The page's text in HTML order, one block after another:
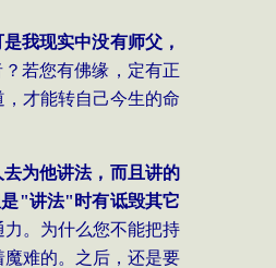
我现实中没有师父，
若您有佛缘，定有正
才能转自己今生的命
为他讲法，而且讲的
"讲法" 时有诋毁其它
。为什么您不能把持
难的。之后，还是要